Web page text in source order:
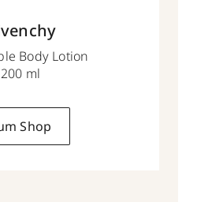
Body Lotion
200 ml
Shop